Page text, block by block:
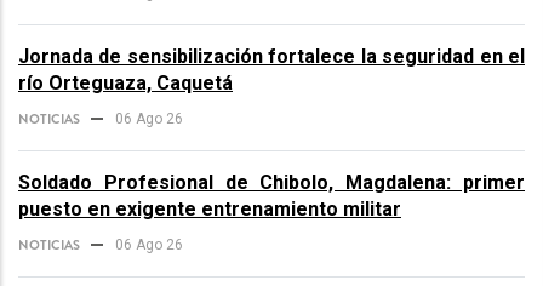
Jornada de sensibilización fortalece la seguridad en el
río Orteguaza, Caquetá
NOTICIAS 06 Ago 26
Soldado Profesional de Chibolo, Magdalena: primer
puesto en exigente entrenamiento militar
NOTICIAS 06 Ago 26